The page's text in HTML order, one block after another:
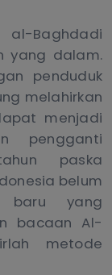
Baghdadi
yang dalam.
penduduk
melahirkan
menjadi
pengganti
paska
belum
baru yang
bacaan Al-
metode